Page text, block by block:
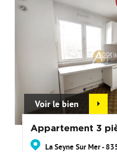
Voir le bien
Appartement 3
La Seyne Sur Mer -